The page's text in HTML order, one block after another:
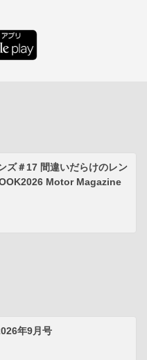
ズ＃17 間違いだらけのレン
Motor Magazine
年9月号